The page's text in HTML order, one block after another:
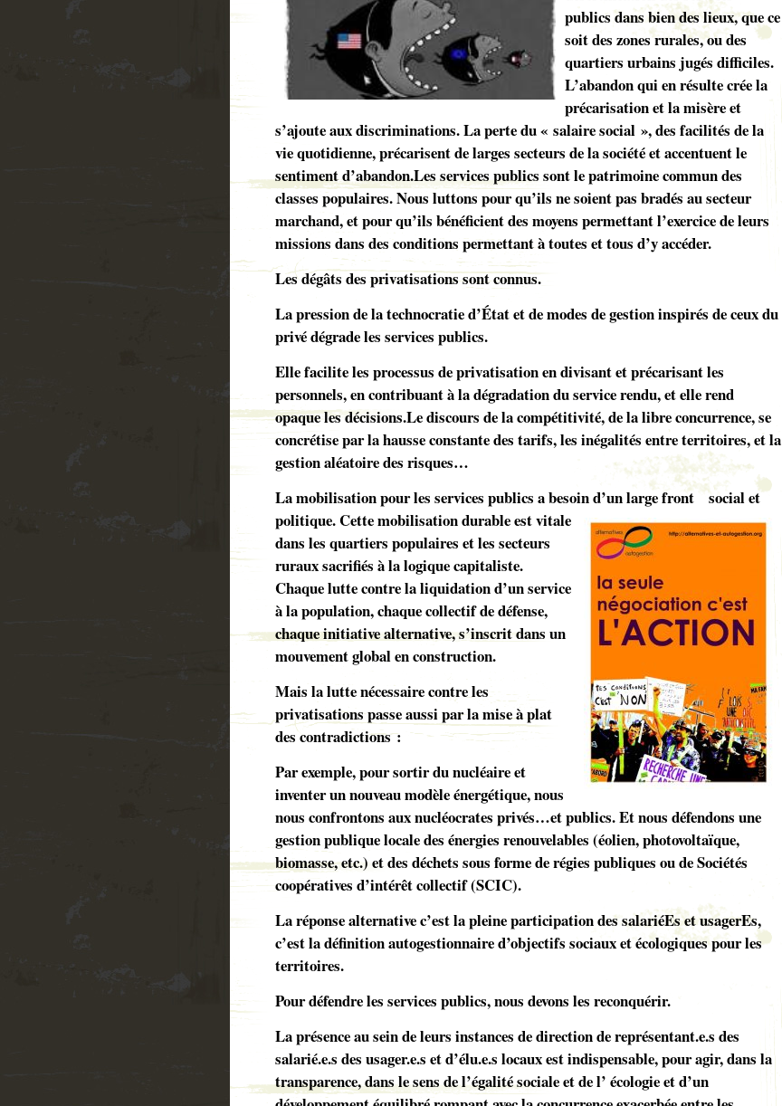
publics dans bien des lieux, que ce
soit des zones rurales, ou des
quartiers urbains jugés difficiles.
L’abandon qui en résulte crée la
précarisation et la misère et
s’ajoute aux discriminations. La perte du « salaire social », des facilités de la
vie quotidienne, précarisent de larges secteurs de la société et accentuent le
sentiment d’abandon.Les services publics sont le patrimoine commun des
classes populaires. Nous luttons pour qu’ils ne soient pas bradés au secteur
marchand, et pour qu’ils bénéficient des moyens permettant l’exercice de leurs
missions dans des conditions permettant à toutes et tous d’y accéder.
Les dégâts des privatisations sont connus.
La pression de la technocratie d’État et de modes de gestion inspirés de ceux du
privé dégrade les services publics.
Elle facilite les processus de privatisation en divisant et précarisant les
personnels, en contribuant à la dégradation du service rendu, et elle rend
opaque les décisions.Le discours de la compétitivité, de la libre concurrence, se
concrétise par la hausse constante des tarifs, les inégalités entre territoires, et la
gestion aléatoire des risques…
La mobilisation pour les services publics a besoin d’un large frontsocial et
politique. Cette mobilisation durable est vitale
dans les quartiers populaires et les secteurs
ruraux sacrifiés à la logique capitaliste.
Chaque lutte contre la liquidation d’un service
à la population, chaque collectif de défense,
chaque initiative alternative, s’inscrit dans un
mouvement global en construction.
Mais la lutte nécessaire contre les
privatisations passe aussi par la mise à plat
des contradictions :
Par exemple, pour sortir du nucléaire et
inventer un nouveau modèle énergétique, nous
nous confrontons aux nucléocrates privés…et publics. Et nous défendons une
gestion publique locale des énergies renouvelables (éolien, photovoltaïque,
biomasse, etc.) et des déchets sous forme de régies publiques ou de Sociétés
coopératives d’intérêt collectif (SCIC).
La réponse alternative c’est la pleine participation des salariéEs et usagerEs,
c’est la définition autogestionnaire d’objectifs sociaux et écologiques pour les
territoires.
Pour défendre les services publics, nous devons les reconquérir.
La présence au sein de leurs instances de direction de représentant.e.s des
salarié.e.s des usager.e.s et d’élu.e.s locaux est indispensable, pour agir, dans la
transparence, dans le sens de l’égalité sociale et de l’ écologie et d’un